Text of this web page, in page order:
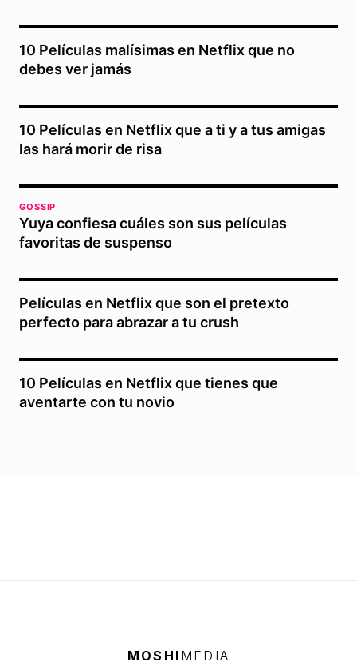
10 Películas malísimas en Netflix que no
debes ver jamás
10 Películas en Netflix que a ti y a tus amigas
las hará morir de risa
GOSSIP
Yuya confiesa cuáles son sus películas
favoritas de suspenso
Películas en Netflix que son el pretexto
perfecto para abrazar a tu crush
10 Películas en Netflix que tienes que
aventarte con tu novio
MOSHI MEDIA